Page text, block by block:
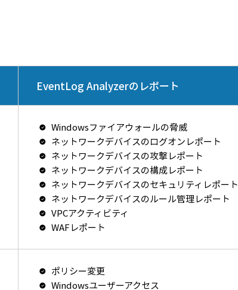
EventLog Analyzerのレポート
Windowsファイアウォールの脅威
ネットワークデバイスのログオンレポート
ネットワークデバイスの攻撃レポート
ネットワークデバイスの構成レポート
ネットワークデバイスのセキュリティレポート
ネットワークデバイスのルール管理レポート
VPCアクティビティ
WAFレポート
ポリシー変更
Windowsユーザーアクセス